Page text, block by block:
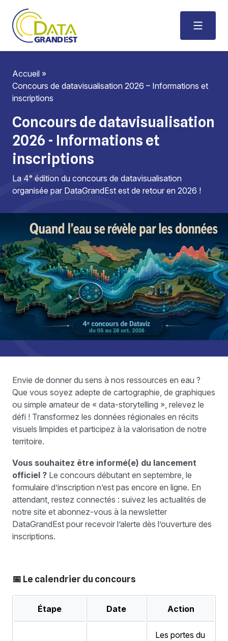
Accueil »
Concours de datavisualisation 2026 – Informations et
inscriptions
Concours de datavisualisation
2026 - Informations et
inscriptions
La 4ᵉ édition du concours de datavisualisation
organisée par DataGrandEst est de retour en 2026 !
Envie de donner du sens à nos ressources en eau ?
Que vous soyez adepte de cartographie, de graphiques
ou simple amateur de « data-storytelling », relevez le
défi ! Transformez les données régionales en récits
visuels limpides et participez à la valorisation de notre
territoire.
Vous souhaitez être informé(e) du lancement
officiel ? Le concours débutant en septembre, le
formulaire d’inscription n’est pas encore en ligne. En
attendant, restez connectés : suivez les actualités de
notre site et abonnez-vous à la newsletter
DataGrandEst pour recevoir l’alerte dès l’ouverture des
inscriptions.
📅 Le calendrier du concours
Étape Date Action
Les portes du